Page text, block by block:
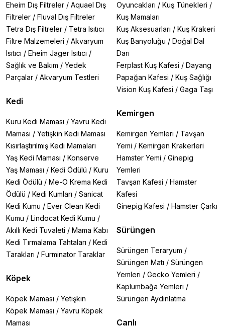
Eheim Dış Filtreler / Aquael Dış
Filtreler / Fluval Dış Filtreler
Tetra Dış Filtreler / Tetra Isıtıcı
Filtre Malzemeleri / Akvaryum
Isıtıcı / Eheim Jager Isıtıcı /
Sağlık ve Bakım / Yedek
Parçalar / Akvaryum Testleri
Kedi
Kuru Kedi Maması / Yavru Kedi
Maması / Yetişkin Kedi Maması
Kısırlaştırılmış Kedi Mamaları
Yaş Kedi Maması / Konserve
Yaş Maması / Kedi Ödülü / Kuru
Kedi Ödülü / Me-O Krema Kedi
Ödülü / Kedi Kumları / Sanicat
Kedi Kumu / Ever Clean Kedi
Kumu / Lindocat Kedi Kumu /
Akıllı Kedi Tuvaleti / Mama Kabı
Kedi Tırmalama Tahtaları / Kedi
Tarakları / Furminator Taraklar
Köpek
Köpek Maması / Yetişkin
Köpek Maması / Yavru Köpek
Maması
Oyuncakları / Kuş Tünekleri /
Kuş Mamaları
Kuş Aksesuarları / Kuş Krakeri
Kuş Banyoluğu / Doğal Dal
Darı
Ferplast Kuş Kafesi / Dayang
Papağan Kafesi / Kuş Sağlığı
Vision Kuş Kafesi / Gaga Taşı
Kemirgen
Kemirgen Yemleri / Tavşan
Yemi / Kemirgen Krakerleri
Hamster Yemi / Ginepig
Yemleri
Tavşan Kafesi / Hamster
Kafesi
Ginepig Kafesi / Hamster Çarkı
Sürüngen
Sürüngen Teraryum /
Sürüngen Matı / Sürüngen
Yemleri / Gecko Yemleri /
Kaplumbağa Yemleri /
Sürüngen Aydınlatma
Canlı